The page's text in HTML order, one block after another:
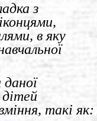
з
в яку
дітей
такі як: